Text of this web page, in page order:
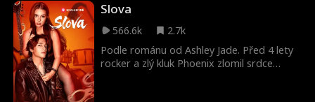
Slova
566.6k
2.7k
Podle románu od Ashley Jade. Před 4 lety
rocker a zlý kluk Phoenix zlomil srdce